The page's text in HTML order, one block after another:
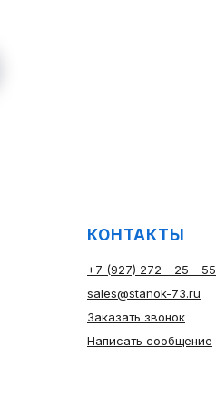
КОНТАКТЫ
+7 (927) 272 - 25 - 55
sales@stanok-73.ru
Заказать звонок
Написать сообщение